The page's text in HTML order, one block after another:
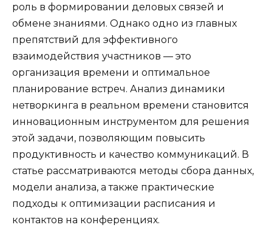
роль в формировании деловых связей и
обмене знаниями. Однако одно из главных
препятствий для эффективного
взаимодействия участников — это
организация времени и оптимальное
планирование встреч. Анализ динамики
нетворкинга в реальном времени становится
инновационным инструментом для решения
этой задачи, позволяющим повысить
продуктивность и качество коммуникаций. В
статье рассматриваются методы сбора данных,
модели анализа, а также практические
подходы к оптимизации расписания и
контактов на конференциях.